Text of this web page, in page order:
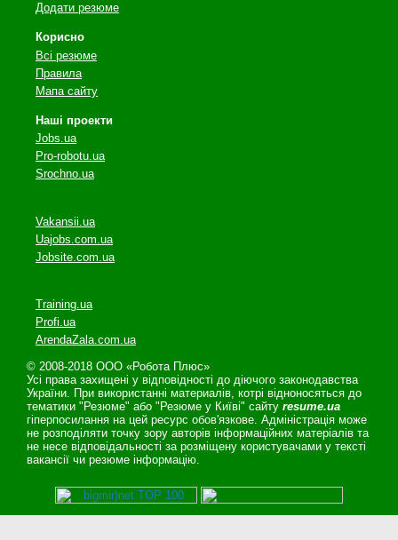
Додати резюме
Корисно
Всі резюме
Правила
Мапа сайту
Наші проекти
Jobs.ua
Pro-robotu.ua
Srochno.ua
Vakansii.ua
Uajobs.com.ua
Jobsite.com.ua
Training.ua
Profi.ua
ArendaZala.com.ua
© 2008-2018 ООО «Робота Плюс»
Усі права захищені у відповідності до діючого законодавства
України. При використанні материалів, котрі відноносяться до
тематики "Резюме" або "Резюме у Київі" сайту resume.ua
гіперпосилання на цей ресурс обов'язкове. Адміністрація може
не розподіляти точку зору авторів інформаційних матеріалів та
не несе відповідальності за розміщену користувачами у тексті
вакансії чи резюме інформацію.